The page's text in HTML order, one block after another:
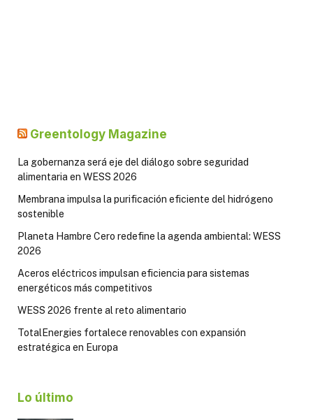
Greentology Magazine
La gobernanza será eje del diálogo sobre seguridad
alimentaria en WESS 2026
Membrana impulsa la purificación eficiente del hidrógeno
sostenible
Planeta Hambre Cero redefine la agenda ambiental: WESS
2026
Aceros eléctricos impulsan eficiencia para sistemas
energéticos más competitivos
WESS 2026 frente al reto alimentario
TotalEnergies fortalece renovables con expansión
estratégica en Europa
Lo último